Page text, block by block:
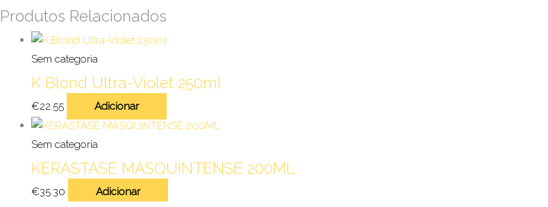
Produtos Relacionados
Sem categoria
K Blond Ultra-Violet 250ml
€22.55 Adicionar
Sem categoria
KERASTASE MASQUINTENSE 200ML
€35.30 Adicionar